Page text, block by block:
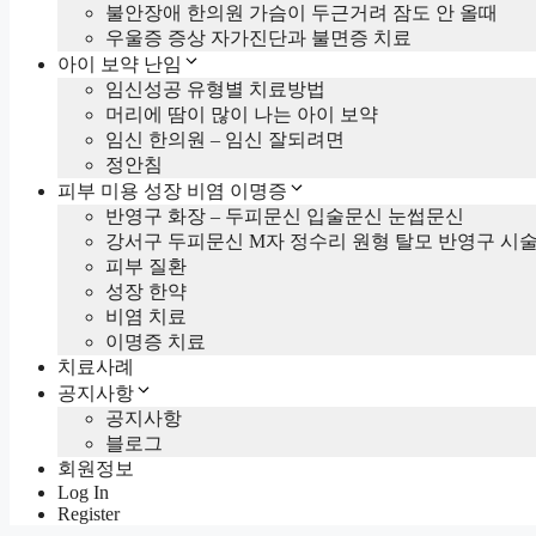
불안장애 한의원 가슴이 두근거려 잠도 안 올때
우울증 증상 자가진단과 불면증 치료
아이 보약 난임
임신성공 유형별 치료방법
머리에 땀이 많이 나는 아이 보약
임신 한의원 – 임신 잘되려면
정안침
피부 미용 성장 비염 이명증
반영구 화장 – 두피문신 입술문신 눈썹문신
강서구 두피문신 M자 정수리 원형 탈모 반영구 시
피부 질환
성장 한약
비염 치료
이명증 치료
치료사례
공지사항
공지사항
블로그
회원정보
Log In
Register